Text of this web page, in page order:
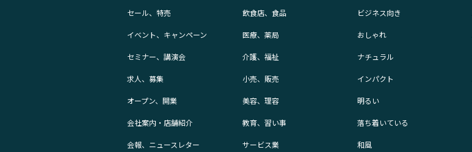
セール、特売
イベント、キャンペーン
セミナー、講演会
求人、募集
オープン、開業
会社案内・店舗紹介
会報、ニュースレター
飲食店、食品
医療、薬局
介護、福祉
小売、販売
美容、理容
教育、習い事
サービス業
ビジネス向き
おしゃれ
ナチュラル
インパクト
明るい
落ち着いている
和風